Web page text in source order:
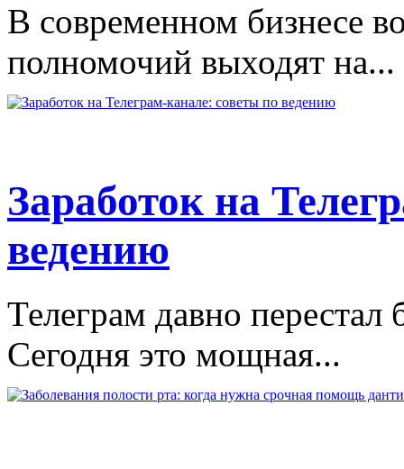
В современном бизнесе
полномочий выходят на...
Заработок на
ведению
Телеграм давно
Сегодня это мощная...